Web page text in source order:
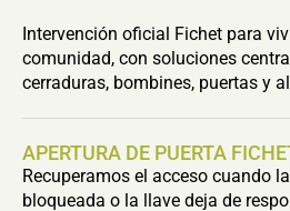
Intervención oficial Fichet para
comunidad, con soluciones
cerraduras, bombines, puertas y
APERTURA DE PUERTA
Recuperamos el acceso cuando
bloqueada o la llave deja de